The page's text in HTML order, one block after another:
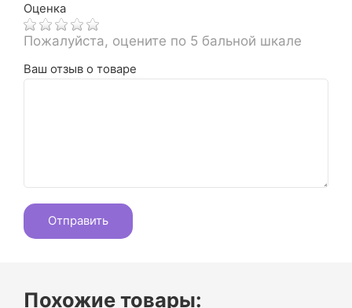
Оценка
Пожалуйста, оцените по 5 бальной шкале
Ваш отзыв о товаре
Похожие товары: